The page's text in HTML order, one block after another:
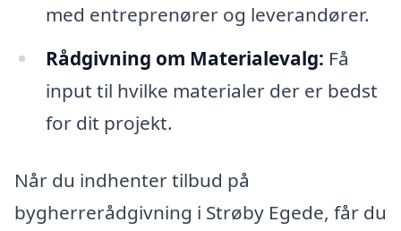
med entreprenører og leverandører.
Rådgivning om Materialevalg: Få
input til hvilke materialer der er bedst
for dit projekt.
Når du indhenter tilbud på
bygherrerådgivning i Strøby Egede, får du